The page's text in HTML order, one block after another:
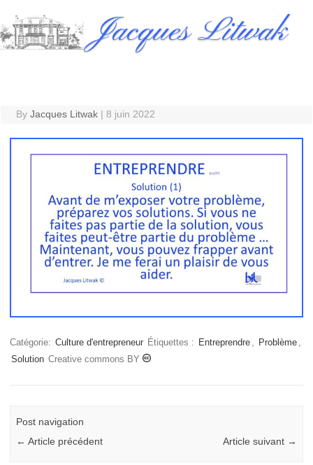
to
content
Jacques Litwak
By Jacques Litwak | 8 juin 2022
Catégorie: Culture d'entrepreneur Étiquettes : Entreprendre Problème
Solution Creative commons BY
Post navigation
← Article précédent Article suivant →